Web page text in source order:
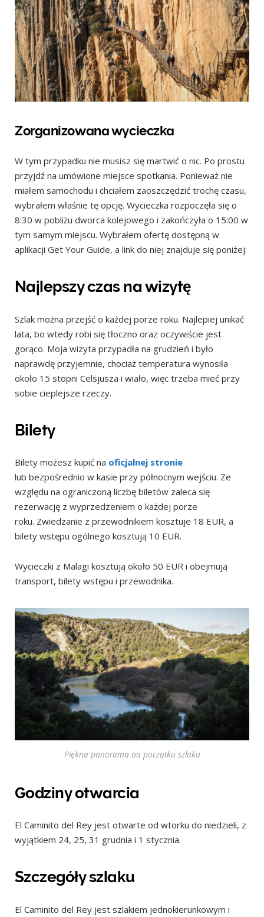
Zorganizowana wycieczka
W tym przypadku nie musisz się martwić o nic. Po prostu
przyjdź na umówione miejsce spotkania. Ponieważ nie
miałem samochodu i chciałem zaoszczędzić trochę czasu,
wybrałem właśnie tę opcję. Wycieczka rozpoczęła się o
8:30 w pobliżu dworca kolejowego i zakończyła o 15:00 w
tym samym miejscu. Wybrałem ofertę dostępną w
aplikacji Get Your Guide, a link do niej znajduje się poniżej:
Najlepszy czas na wizytę
Szlak można przejść o każdej porze roku. Najlepiej unikać
lata, bo wtedy robi się tłoczno oraz oczywiście jest
gorąco. Moja wizyta przypadła na grudzień i było
naprawdę przyjemnie, chociaż temperatura wynosiła
około 15 stopni Celsjusza i wiało, więc trzeba mieć przy
sobie cieplejsze rzeczy.
Bilety
Bilety możesz kupić na oficjalnej stronie
lub bezpośrednio w kasie przy północnym wejściu. Ze
względu na ograniczoną liczbę biletów zaleca się
rezerwację z wyprzedzeniem o każdej porze
roku. Zwiedzanie z przewodnikiem kosztuje 18 EUR, a
bilety wstępu ogólnego kosztują 10 EUR.
Wycieczki z Malagi kosztują około 50 EUR i obejmują
transport, bilety wstępu i przewodnika.
Piękna panorama na początku szlaku
Godziny otwarcia
El Caminito del Rey jest otwarte od wtorku do niedzieli, z
wyjątkiem 24, 25, 31 grudnia i 1 stycznia.
Szczegóły szlaku
El Caminito del Rey jest szlakiem jednokierunkowym i